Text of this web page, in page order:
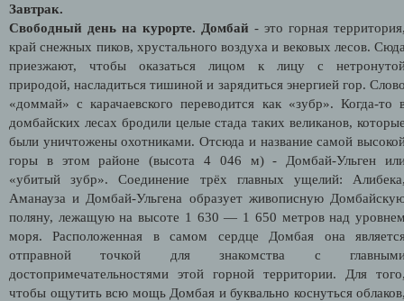
Завтрак.
Свободный день на курорте. Домбай - это горная
край снежных пиков, хрустального воздуха и вековых лесов.
приезжают, чтобы оказаться лицом к лицу с
природой, насладиться тишиной и зарядиться энергией гор.
«доммай» с карачаевского переводится как «зубр». Когда-то
домбайских лесах бродили целые стада таких великанов,
были уничтожены охотниками. Отсюда и название самой
горы в этом районе (высота 4 046 м) - Домбай-Ульген
«убитый зубр». Соединение трёх главных ущелий:
Аманауза и Домбай-Ульгена образует живописную
поляну, лежащую на высоте 1 630 — 1 650 метров над
моря. Расположенная в самом сердце Домбая она
отправной точкой для знакомства с
достопримечательностями этой горной территории. Для
чтобы ощутить всю мощь Домбая и буквально коснуться